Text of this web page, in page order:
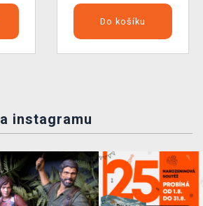
Do košíku
instagramu